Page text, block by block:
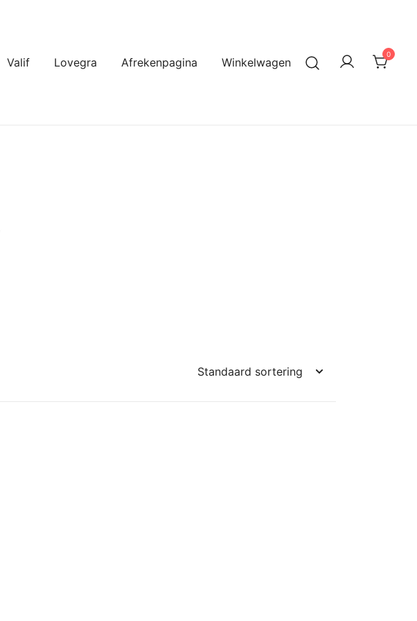
Valif Lovegra Afrekenpagina Winkelwagen
0